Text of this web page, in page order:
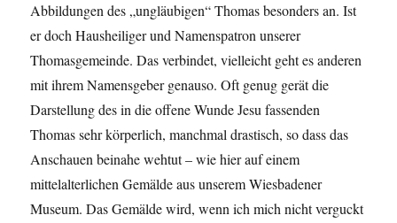
Abbildungen des „ungläubigen“ Thomas besonders an. Ist
er doch Hausheiliger und Namenspatron unserer
Thomasgemeinde. Das verbindet, vielleicht geht es anderen
mit ihrem Namensgeber genauso. Oft genug gerät die
Darstellung des in die offene Wunde Jesu fassenden
Thomas sehr körperlich, manchmal drastisch, so dass das
Anschauen beinahe wehtut – wie hier auf einem
mittelalterlichen Gemälde aus unserem Wiesbadener
Museum. Das Gemälde wird, wenn ich mich nicht verguckt